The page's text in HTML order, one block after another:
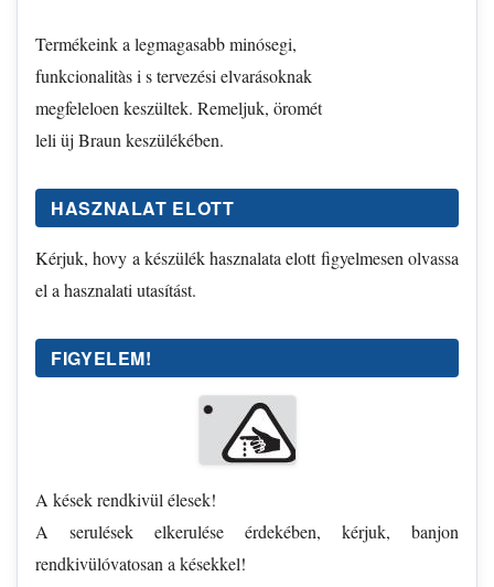
Termékeink a legmagasabb minósegi,
funkcionalitàs i s tervezési elvarásoknak
megfeleloen keszültek. Remeljuk, öromét
leli üj Braun keszülékében.
HASZNALAT ELOTT
Kérjuk, hovy a készülék hasznalata elott figyelmesen olvassa
el a hasznalati utasítást.
FIGYELEM!
A kések rendkivül élesek!
A serulések elkerulése érdekében, kérjuk, banjon
rendkivülóvatosan a késekkel!